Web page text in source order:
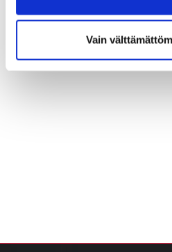
Vain